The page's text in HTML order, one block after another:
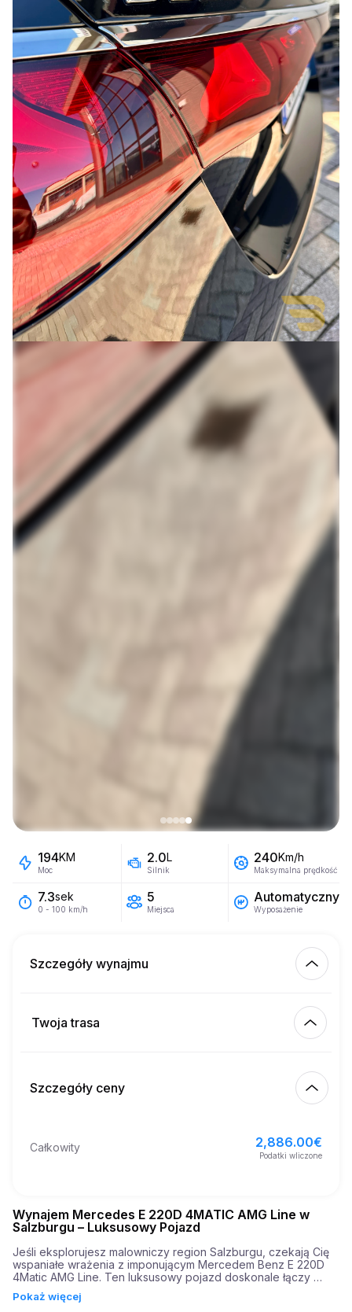
194KM
Moc
2.0L
Silnik
240Km/h
Maksymalna prędkość
7.3sek
0 - 100 km/h
5
Miejsca
Automatyczny
Wyposażenie
Szczegóły wynajmu
450.00
21
Depozyt gwarancyjny 3,000.00 €
Twoja trasa
Zakończ
Szczegóły ceny
Całkowity 2,886.00€
Podatki wliczone
Wynajem Mercedes E 220D 4MATIC AMG Line w
Salzburgu – Luksusowy Pojazd
Jeśli eksplorujesz malowniczy region Salzburgu, czekają Cię
wspaniałe wrażenia z imponującym Mercedem Benz E 220D
4Matic AMG Line. Ten luksusowy pojazd doskonale łączy
wyrafinowany styl z solidnym osiągiem, co czyni go idealnym
wyborem zarówno do jazdy po mieście, jak i ucieczek na
Pokaż więcej